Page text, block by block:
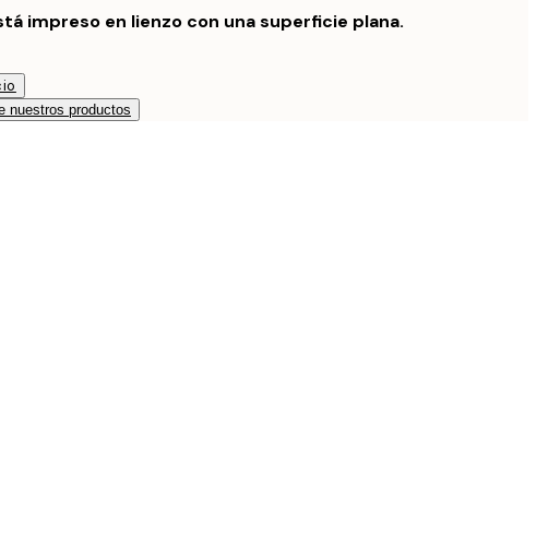
impreso en lienzo con una superficie plana.
nuestros productos